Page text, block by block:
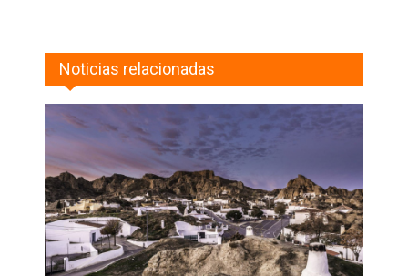
Noticias relacionadas